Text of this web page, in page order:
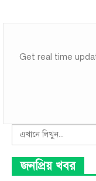
Get real time
Search
জনপ্রিয় খবর